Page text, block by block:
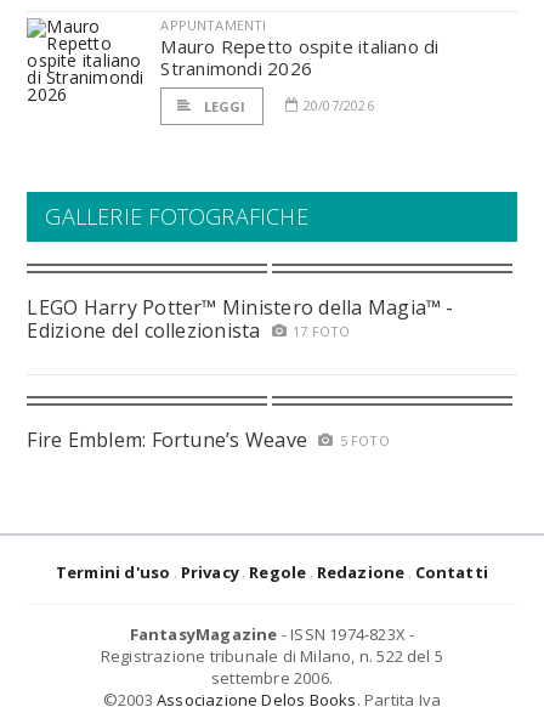
APPUNTAMENTI
Mauro Repetto ospite italiano di
Stranimondi 2026
LEGGI 20/07/2026
GALLERIE FOTOGRAFICHE
LEGO Harry Potter™ Ministero della Magia™ -
Edizione del collezionista
17 FOTO
Fire Emblem: Fortune’s Weave 5 FOTO
Termini d'uso Privacy Regole Redazione Contatti
FantasyMagazine - ISSN 1974-823X -
Registrazione tribunale di Milano, n. 522 del 5
settembre 2006.
©2003 Associazione Delos Books. Partita Iva